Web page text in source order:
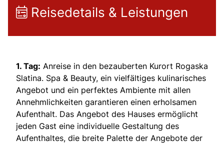
Reisedetails & Leistungen
1. Tag: Anreise in den bezauberten Kurort Rogaska
Slatina. Spa & Beauty, ein vielfältiges kulinarisches
Angebot und ein perfektes Ambiente mit allen
Annehmlichkeiten garantieren einen erholsamen
Aufenthalt. Das Angebot des Hauses ermöglicht
jeden Gast eine individuelle Gestaltung des
Aufenthaltes, die breite Palette der Angebote der